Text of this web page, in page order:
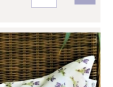
Levendula csokor...